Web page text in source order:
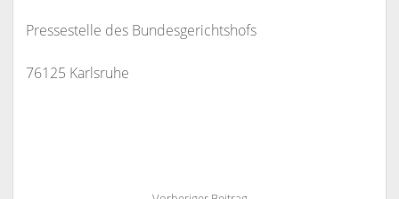
Pressestelle des Bundesgerichtshofs
76125 Karlsruhe